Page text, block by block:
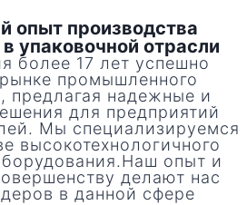
опыт производства
упаковочной отрасли
более 17 лет успешно
промышленного
предлагая надежные и
для предприятий
Мы специализируемся
высокотехнологичного
опыт и
делают нас
в данной сфере